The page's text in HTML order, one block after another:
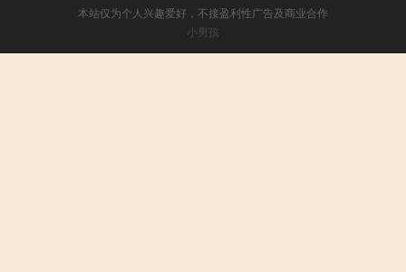
本站仅为个人兴趣爱好，不接盈利性广告及商业合作
小男孩